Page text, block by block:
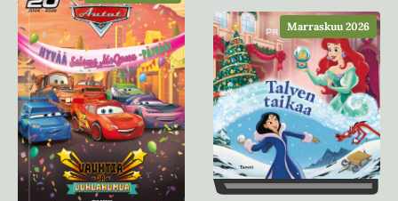
e
n
e
e
n
Marraskuu 2026